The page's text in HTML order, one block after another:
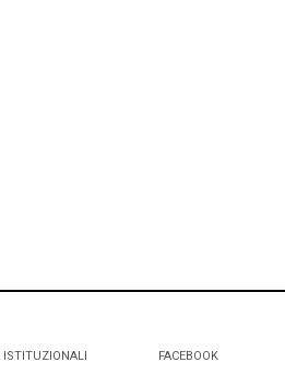
ISTITUZIONALI
FACEBOOK